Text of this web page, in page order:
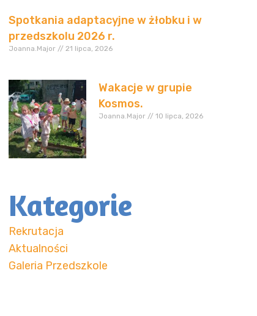
Spotkania adaptacyjne w żłobku i w
przedszkolu 2026 r.
Joanna.Major 21 lipca, 2026
Wakacje w grupie
Kosmos.
Joanna.Major 10 lipca, 2026
Kategorie
Rekrutacja
Aktualności
Galeria Przedszkole